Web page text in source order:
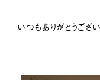
いつもありがとうござい